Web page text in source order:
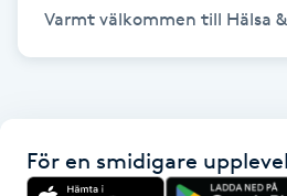
Katun fransar
Keratinbehandling
Varmt välkommen till Hälsa
För en smidigare